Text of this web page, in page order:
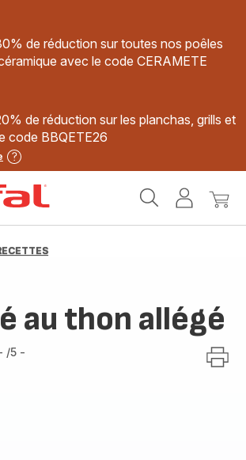
de réduction sur toutes nos poêles
avec le code CERAMETE
de réduction sur les planchas, grills et
code BBQETE26
MonMon
au thon allégé
/5 -